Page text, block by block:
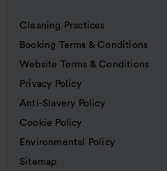
Cleaning Practices
Booking Terms & Conditions
Website Terms & Conditions
Privacy Policy
Anti-Slavery Policy
Cookie Policy
Environmental Policy
Sitemap